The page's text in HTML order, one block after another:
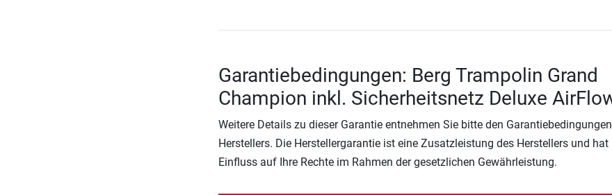
Garantiebedingungen: Berg Trampolin Grand
Champion inkl. Sicherheitsnetz Deluxe
Weitere Details zu dieser Garantie entnehmen Sie bitte den
Herstellers. Die Herstellergarantie ist eine Zusatzleistung des Herstellers und hat
Einfluss auf Ihre Rechte im Rahmen der gesetzlichen Gewährleistung.